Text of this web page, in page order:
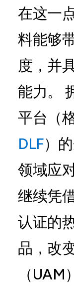
在这一
料能够
度，并
能力。
平台（
DLF）
领域应
继续凭
认证的
品，改
（